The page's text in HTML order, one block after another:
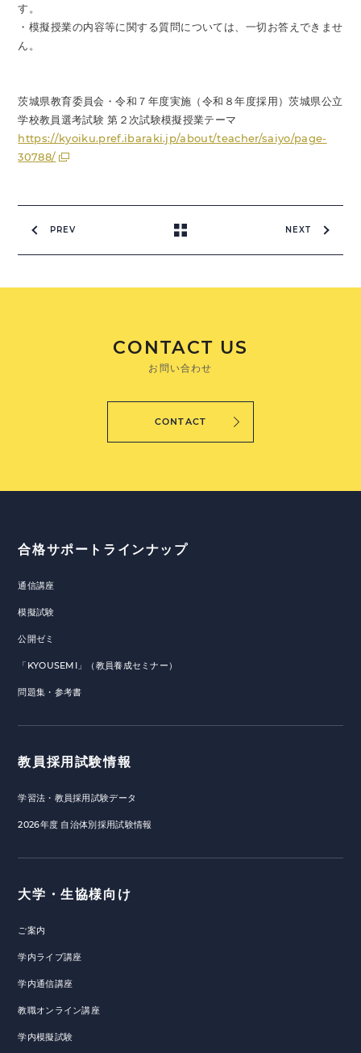
す。
・模擬授業の内容等に関する質問については、一切お答えできませ
ん。
茨城県教育委員会・令和７年度実施（令和８年度採用）茨城県公立
学校教員選考試験 第２次試験模擬授業テーマ
https://kyoiku.pref.ibaraki.jp/about/teacher/saiyo/page-
30788/
PREV NEXT
CONTACT US
お問い合わせ
CONTACT
合格サポートラインナップ
通信講座
模擬試験
公開ゼミ
「KYOUSEMI」（教員養成セミナー）
問題集・参考書
教員採用試験情報
学習法・教員採用試験データ
2026年度 自治体別採用試験情報
大学・生協様向け
ご案内
学内ライブ講座
学内通信講座
教職オンライン講座
学内模擬試験